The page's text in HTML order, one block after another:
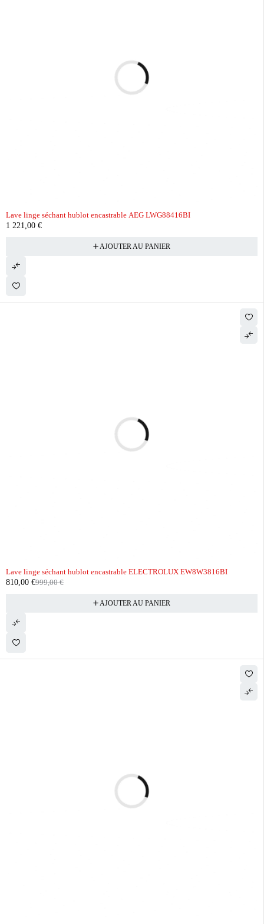
Lave linge séchant hublot encastrable AEG LWG88416BI
1 221,00 €
AJOUTER AU PANIER
Lave linge séchant hublot encastrable ELECTROLUX EW8W3816BI
999,00€
810,00 €
AJOUTER AU PANIER